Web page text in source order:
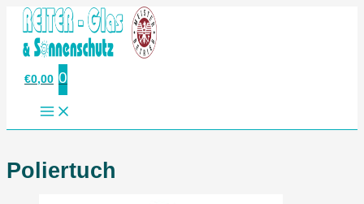
Zum
Inhalt
springen
€0,00 0
Poliertuch